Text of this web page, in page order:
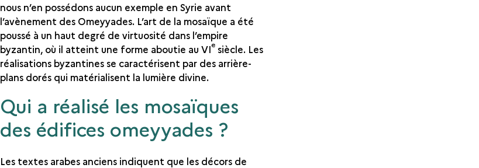
nous n’en possédons aucun exemple en Syrie avant
l’avènement des Omeyyades. L’art de la mosaïque a été
poussé à un haut degré de virtuosité dans l’empire
byzantin, où il atteint une forme aboutie au VIe siècle. Les
réalisations byzantines se caractérisent par des arrière-
plans dorés qui matérialisent la lumière divine.
Qui a réalisé les mosaïques
des édifices omeyyades ?
Les textes arabes anciens indiquent que les décors de